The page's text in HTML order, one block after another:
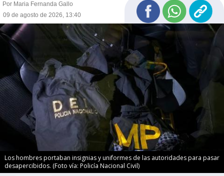
Por Maria Fernanda Gallo
09 de agosto de 2026, 13:40
Los hombres portaban insignias y uniformes de las autoridades para pasar
desapercibidos. (Foto vía: Policía Nacional Civil)